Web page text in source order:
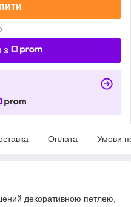
з
Оплата Умови
декоративною петлею,